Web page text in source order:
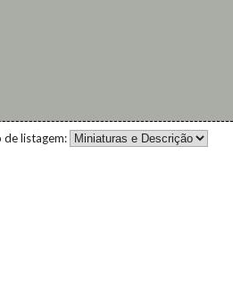
de listagem: